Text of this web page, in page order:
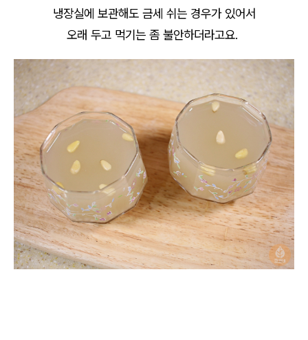
냉장실에 보관해도 금세 쉬는 경우가 있어서
오래 두고 먹기는 좀 불안하더라고요.